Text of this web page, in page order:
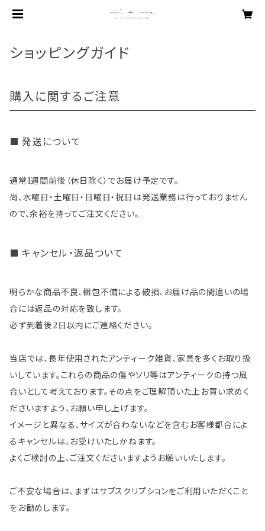
ショッピングガイド
購入に関するご注意
発送について
通常1週間前後（休日除く）でお届け予定です。
尚、水曜日・土曜日・日曜日・祝日は発送業務は行っておりません
ので、余裕を持ってご注文ください。
キャンセル・返品ついて
明らかな商品不良、梱包不備による破損、お届け品の間違いの場
合には返品の対応を致します。
必ず到着後2日以内にご連絡ください。
当店では、長年使用されたアンティーク雑貨、家具を多くお取り扱
いしています。これらの商品の傷やソリ等はアンティークの持つ風
合いとして考えております。その点をご理解頂いた上お買い求めく
ださいますよう、お願い申し上げます。
イメージと異なる、サイズが合わないなどを含むお客様都合によ
るキャンセルは、お受けいたしかねます。
よくご検討の上、ご注文くださいますようお願いいたします。
ご不安な場合は、まずはサブスクリプションをご利用いただくこと
をお勧めします。